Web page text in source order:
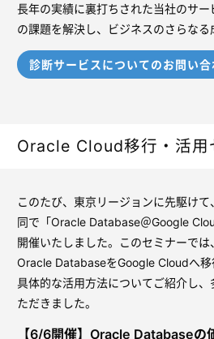
長年の実績に裏打ちされた当社のサ
の課題を解決し、ビジネスのさらなる
診断サービスについてのお問い合
Oracle Cloud移行・活用
このたび、東京リージョンに先駆け
同で「Oracle Database＠Google
開催いたしました。このセミナーで
Oracle DatabaseをGoogle Cloudへ移
具体的な活用方法についてご紹介し
ただきました。
【6/6開催】Oracle Databaseの